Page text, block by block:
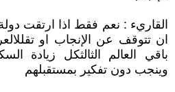
القاريء : نعم فقط اذا ارتقت
ان تتوقف عن الإنجاب او
باقي العالم الثالثكل زيادة
وينجب دون تفكير بمستقبلهم